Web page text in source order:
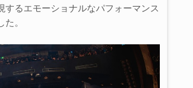
するエモーショナルなパフォーマンス
。